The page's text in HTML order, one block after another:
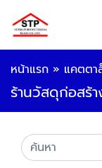
หน้าแรก » แคตตา
ร้านวัสดุก่อสร้